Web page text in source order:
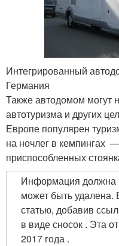
Интегрированный
Германия
Также автодомом могут
автотуризма и других
Европе популярен
на ночлег в кемпингах
приспособленных
Информация должна
может быть удалена.
статью, добавив
в виде сносок . Эта
2017 года .